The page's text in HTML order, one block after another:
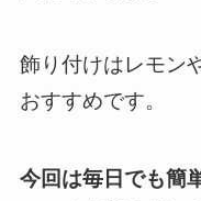
飾り付けはレモン
おすすめです。
今回は毎日でも簡